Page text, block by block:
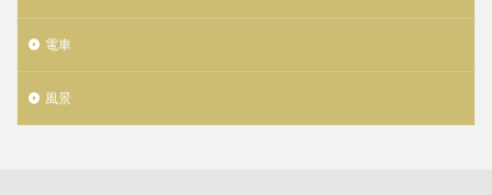
電車
風景